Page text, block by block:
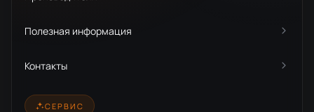
Полезная информация
Контакты
СЕРВИС